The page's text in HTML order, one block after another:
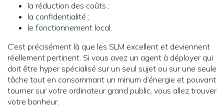
la réduction des coûts ;
la confidentialité ;
le fonctionnement local.
C’est précisément là que les SLM excellent et deviennent
réellement pertinent. Si vous avez un agent à déployer qui
doit être hyper spécialisé sur un seul sujet ou sur une seule
tâche tout en consommant un minum d’énergie et pouvant
tourner sur votre ordinateur grand public, vous allez trouver
votre bonheur.